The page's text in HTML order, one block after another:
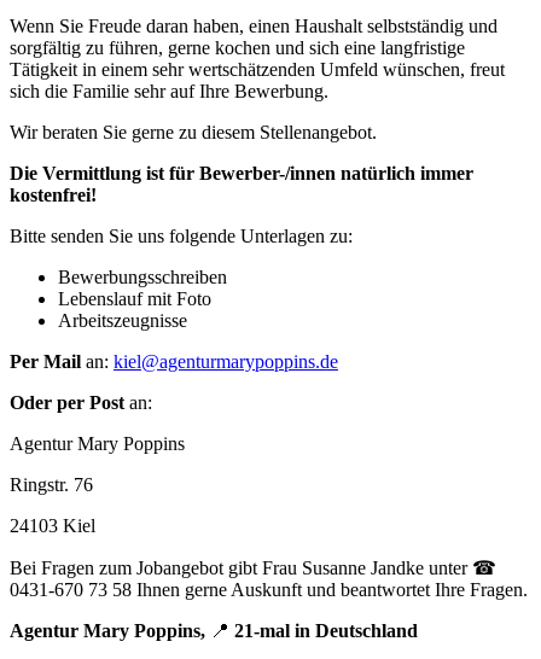
Wenn Sie Freude daran haben, einen Haushalt selbstständig und
sorgfältig zu führen, gerne kochen und sich eine langfristige
Tätigkeit in einem sehr wertschätzenden Umfeld wünschen, freut
sich die Familie sehr auf Ihre Bewerbung.
Wir beraten Sie gerne zu diesem Stellenangebot.
Die Vermittlung ist für Bewerber-/innen natürlich immer
kostenfrei!
Bitte senden Sie uns folgende Unterlagen zu:
Bewerbungsschreiben
Lebenslauf mit Foto
Arbeitszeugnisse
Per Mail an: kiel@agenturmarypoppins.de
Oder per Post an:
Agentur Mary Poppins
Ringstr. 76
24103 Kiel
Bei Fragen zum Jobangebot gibt Frau Susanne Jandke unter ☎
0431-670 73 58 Ihnen gerne Auskunft und beantwortet Ihre Fragen.
Agentur Mary Poppins, 📍 21-mal in Deutschland